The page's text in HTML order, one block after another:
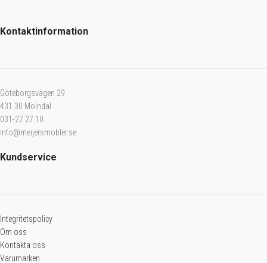
Kontaktinformation
Göteborgsvägen 29
431 30 Mölndal
031-27 27 10
info@meijersmobler.se
Kundservice
Integritetspolicy
Om oss
Kontakta oss
Varumärken